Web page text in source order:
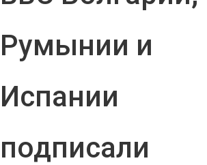
Румынии и
Испании
подписали